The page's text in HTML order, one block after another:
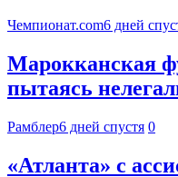
Чемпионат.com6 дней
Марокканская
пытаясь
Рамблер6 дней спустя 0
«Атланта» с